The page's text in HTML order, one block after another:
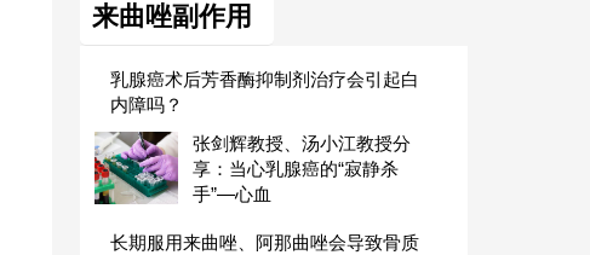
来曲唑副作用
乳腺癌术后芳香酶抑制剂治疗会引起白
内障吗？
张剑辉教授、汤小江教授分
享：当心乳腺癌的“寂静杀
手”—心血
长期服用来曲唑、阿那曲唑会导致骨质